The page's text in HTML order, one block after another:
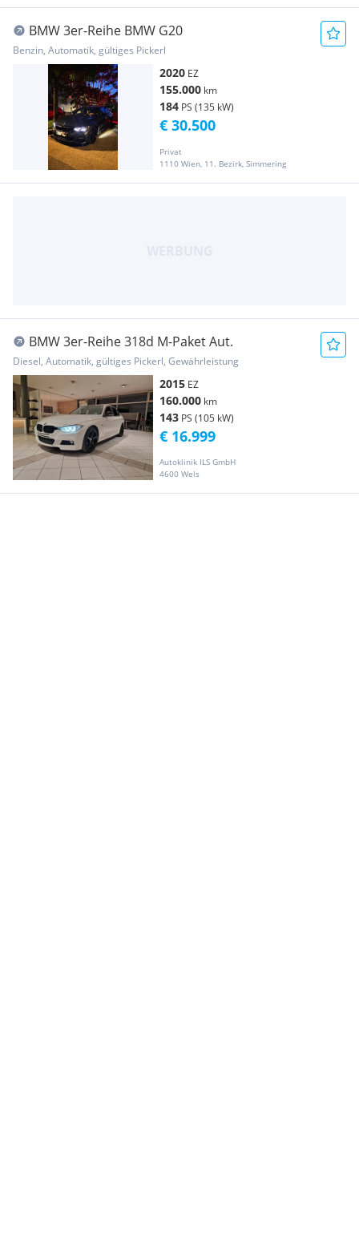
BMW 3er-Reihe BMW G20
Benzin, Automatik, gültiges Pickerl
2020 EZ
155.000 km
184 PS (135 kW)
Privat
1110 Wien, 11. Bezirk, Simmering
€ 30.500
BMW 3er-Reihe 318d M-Paket Aut.
Diesel, Automatik, gültiges Pickerl, Gewährleistung
2015 EZ
160.000 km
143 PS (105 kW)
Autoklinik ILS GmbH
4600 Wels
€ 16.999